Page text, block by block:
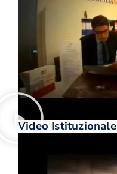
Video Istituzionale